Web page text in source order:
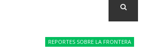
REPORTES SOBRE LA FRONTERA Drones del